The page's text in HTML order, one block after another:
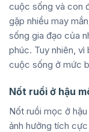
cuộc sống và con
gặp nhiều may
sống gia đạo của
phúc. Tuy nhiên, vì
cuộc sống ở mức
Nốt ruồi ở hậu
Nốt ruồi mọc ở
ảnh hưởng tích